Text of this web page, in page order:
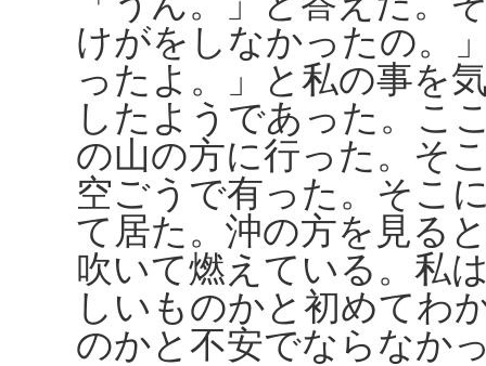
けがをしなかったの。
ったよ。」と私の事を
したようであった。こ
の山の方に行った。そ
空ごうで有った。そこ
て居た。沖の方を見る
吹いて燃えている。私
しいものかと初めてわ
のかと不安でならなか